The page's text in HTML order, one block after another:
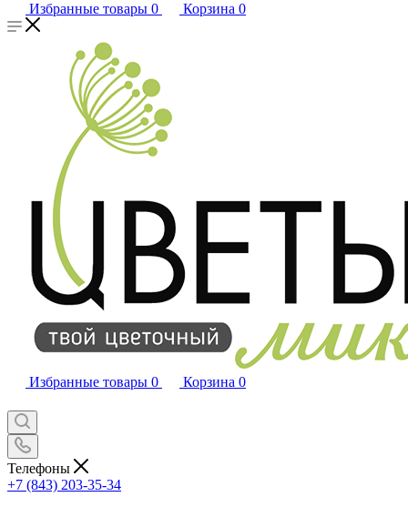
Избранные товары 0 Корзина 0
Избранные товары 0 Корзина 0
Телефоны
+7 (843) 203-35-34